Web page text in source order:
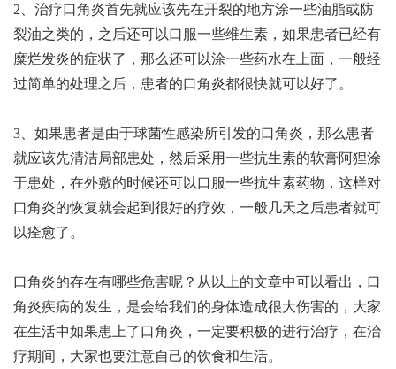
2、治疗口角炎首先就应该先在开裂的地方涂一些油脂或防
裂油之类的，之后还可以口服一些维生素，如果患者已经有
糜烂发炎的症状了，那么还可以涂一些药水在上面，一般经
过简单的处理之后，患者的口角炎都很快就可以好了。
3、如果患者是由于球菌性感染所引发的口角炎，那么患者
就应该先清洁局部患处，然后采用一些抗生素的软膏阿狸涂
于患处，在外敷的时候还可以口服一些抗生素药物，这样对
口角炎的恢复就会起到很好的疗效，一般几天之后患者就可
以痊愈了。
口角炎的存在有哪些危害呢？从以上的文章中可以看出，口
角炎疾病的发生，是会给我们的身体造成很大伤害的，大家
在生活中如果患上了口角炎，一定要积极的进行治疗，在治
疗期间，大家也要注意自己的饮食和生活。